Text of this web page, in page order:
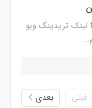
tradingview.com/u/halakoei لینک تریدینگ ویو
قبلی بعدی